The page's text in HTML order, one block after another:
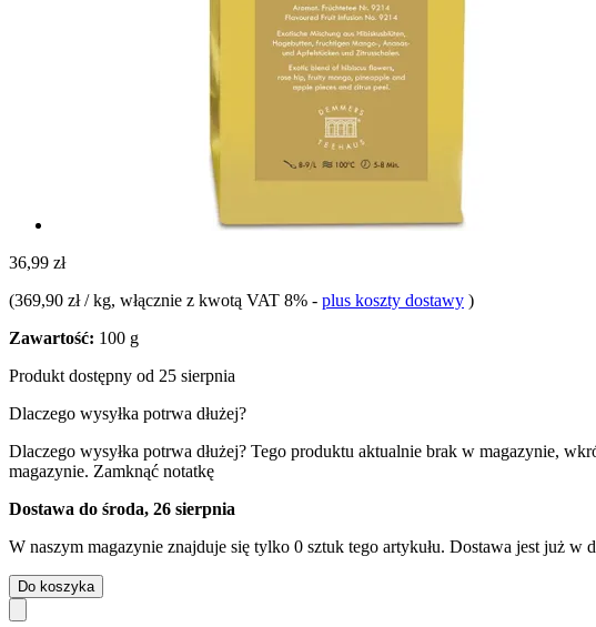
36,99 zł
(369,90 zł / kg, włącznie z kwotą VAT 8% - plus koszty dostawy )
Zawartość: 100 g
Produkt dostępny od 25 sierpnia
Dlaczego wysyłka potrwa dłużej?
Dlaczego wysyłka potrwa dłużej? Tego produktu aktualnie brak w magazynie,
magazynie. Zamknąć notatkę
Dostawa do środa, 26 sierpnia
W naszym magazynie znajduje się tylko 0 sztuk tego artykułu. Dostawa jest już w
Do koszyka